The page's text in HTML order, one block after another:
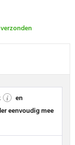
en
eenvoudig mee